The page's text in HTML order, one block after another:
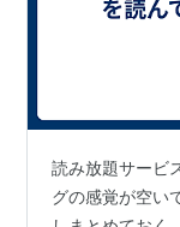
読み放題サービ
グの感覚が空い